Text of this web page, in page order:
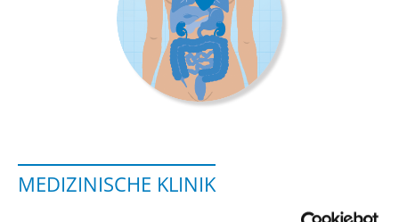
MEDIZINISCHE KLINIK